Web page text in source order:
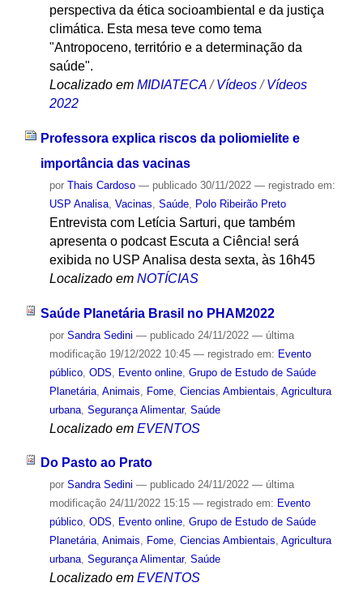
perspectiva da ética socioambiental e da justiça
climática. Esta mesa teve como tema
"Antropoceno, território e a determinação da
saúde".
Localizado em MIDIATECA /Vídeos /Vídeos
2022
Professora explica riscos da poliomielite e
importância das vacinas
por Thais Cardoso — publicado30/11/2022 — registrado em:
USP Analisa, Vacinas Saúde, Polo Ribeirão Preto
Entrevista com Letícia Sarturi, que também
apresenta o podcast Escuta a Ciência! será
exibida no USP Analisa desta sexta, às 16h45
Localizado em NOTÍCIAS
Saúde Planetária Brasil no PHAM2022
por Sandra Sedini — publicado24/11/2022 — última
modificação19/12/2022 10:45 — registrado em: Evento
público, ODS Evento online, Grupo de Estudo de Saúde
Planetária, Animais Fome, Ciencias Ambientais Agricultura
urbana, Segurança Alimentar, Saúde
Localizado em EVENTOS
Do Pasto ao Prato
por Sandra Sedini — publicado24/11/2022 — última
modificação24/11/2022 15:15 — registrado em: Evento
público, ODS, Evento online, Grupo de Estudo de Saúde
Planetária, Animais, Fome, Ciencias Ambientais, Agricultura
urbana, Segurança Alimentar, Saúde
Localizado em EVENTOS